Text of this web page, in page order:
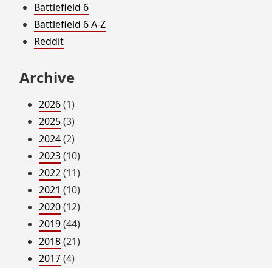
Battlefield 6
Battlefield 6 A-Z
Reddit
Archive
2026(1)
2025(3)
2024(2)
2023(10)
2022(11)
2021 (10)
2020(12)
2019(44)
2018(21)
2017(4)